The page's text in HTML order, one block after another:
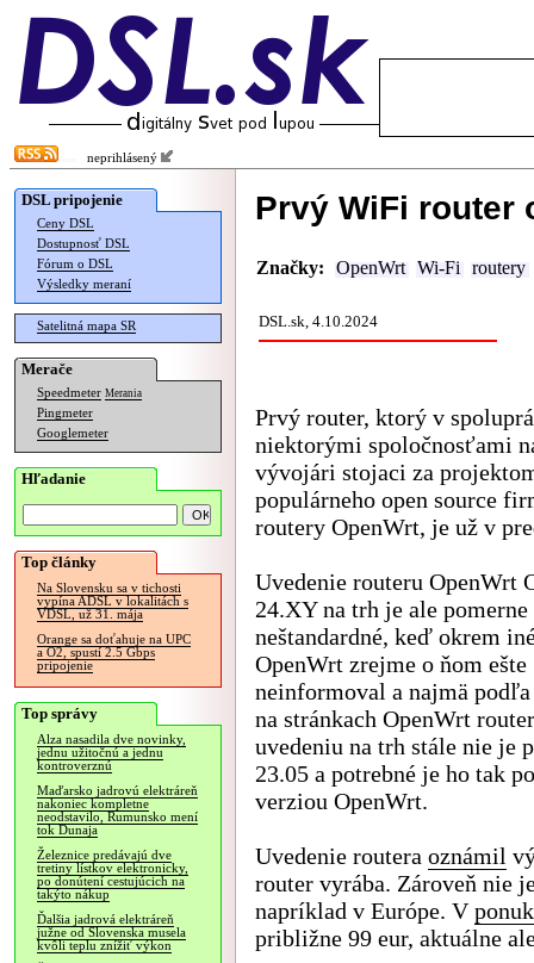
neprihlásený
DSL pripojenie
Ceny DSL
Dostupnosť DSL
Fórum o DSL
Výsledky meraní
Satelitná mapa SR
Merače
Speedmeter Merania
Pingmeter
Googlemeter
Hľadanie
Top články
Na Slovensku sa v tichosti
vypína ADSL v lokalitách s
VDSL, už 31. mája
Orange sa doťahuje na UPC
a O2, spustí 2.5 Gbps
pripojenie
Top správy
Alza nasadila dve novinky,
jednu užitočnú a jednu
kontroverznú
Maďarsko jadrovú elektráreň
nakoniec kompletne
neodstavilo, Rumunsko mení
tok Dunaja
Železnice predávajú dve
tretiny lístkov elektronicky,
po donútení cestujúcich na
takýto nákup
Ďalšia jadrová elektráreň
južne od Slovenska musela
kvôli teplu znížiť výkon
Prvý WiFi router
Značky: OpenWrt Wi-Fi routery
DSL.sk, 4.10.2024
Prvý router, ktorý v
niektorými spoločnosťami
vývojári stojaci za
populárneho open source
routery OpenWrt, je už v
Uvedenie routeru OpenWrt
24.XY na trh je ale pomerne
neštandardné, keď okrem
OpenWrt zrejme o ňom ešte
neinformoval a najmä
na stránkach OpenWrt
uvedeniu na trh stále nie je
23.05 a potrebné je ho tak
verziou OpenWrt.
Uvedenie routera oznámil
router vyrába. Zároveň nie
napríklad v Európe. V
približne 99 eur, aktuálne